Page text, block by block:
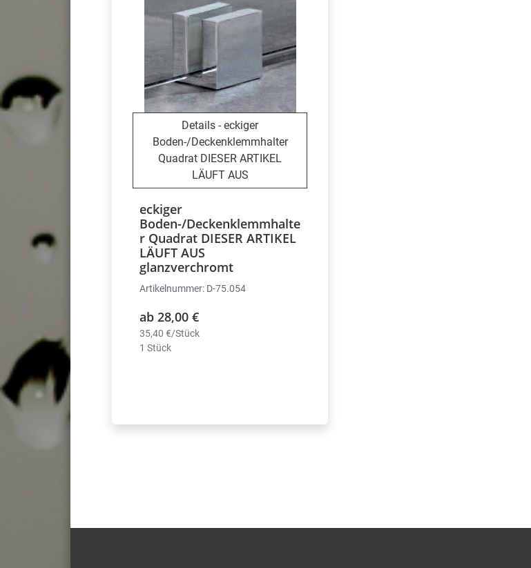
Details - eckiger
Boden-/Deckenklemmhalter
Quadrat DIESER ARTIKEL
LÄUFT AUS
eckiger
Boden-/Deckenklemmhalte
r Quadrat DIESER ARTIKEL
LÄUFT AUS
glanzverchromt
Artikelnummer: D-75.054
ab 28,00 €
35,40 €/Stück
1 Stück